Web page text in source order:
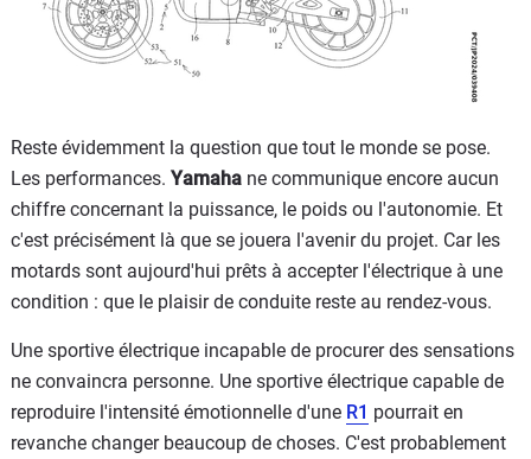
Reste évidemment la question que tout le monde se pose.
Les performances. Yamaha ne communique encore aucun
chiffre concernant la puissance, le poids ou l'autonomie. Et
c'est précisément là que se jouera l'avenir du projet. Car les
motards sont aujourd'hui prêts à accepter l'électrique à une
condition : que le plaisir de conduite reste au rendez-vous.
Une sportive électrique incapable de procurer des sensations
ne convaincra personne. Une sportive électrique capable de
reproduire l'intensité émotionnelle d'une R1 pourrait en
revanche changer beaucoup de choses. C'est probablement